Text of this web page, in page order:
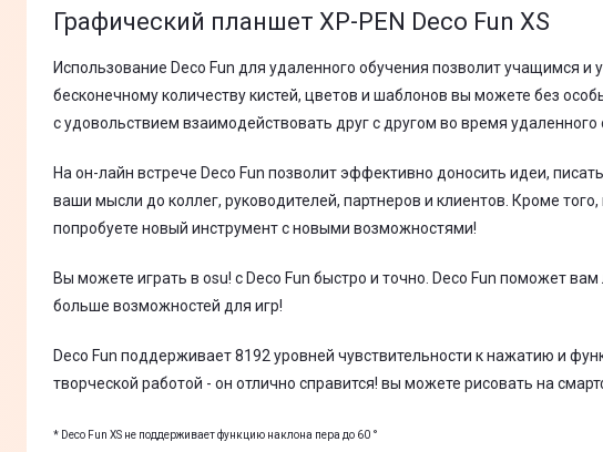
Графический планшет XP-PEN Deco Fun XS
Использование Deco Fun для удаленного обучения позволит учащимся
бесконечному количеству кистей, цветов и шаблонов вы можете без
с удовольствием взаимодействовать друг с другом во время удаленного
На он-лайн встрече Deco Fun позволит эффективно доносить идеи,
ваши мысли до коллег, руководителей, партнеров и клиентов. Кроме
попробуете новый инструмент с новыми возможностями!
Вы можете играть в osu! с Deco Fun быстро и точно. Deco Fun поможет
больше возможностей для игр!
Deco Fun поддерживает 8192 уровней чувствительности к нажатию и
творческой работой - он отлично справится! вы можете рисовать на
* Deco Fun XS не поддерживает функцию наклона пера до 60 °